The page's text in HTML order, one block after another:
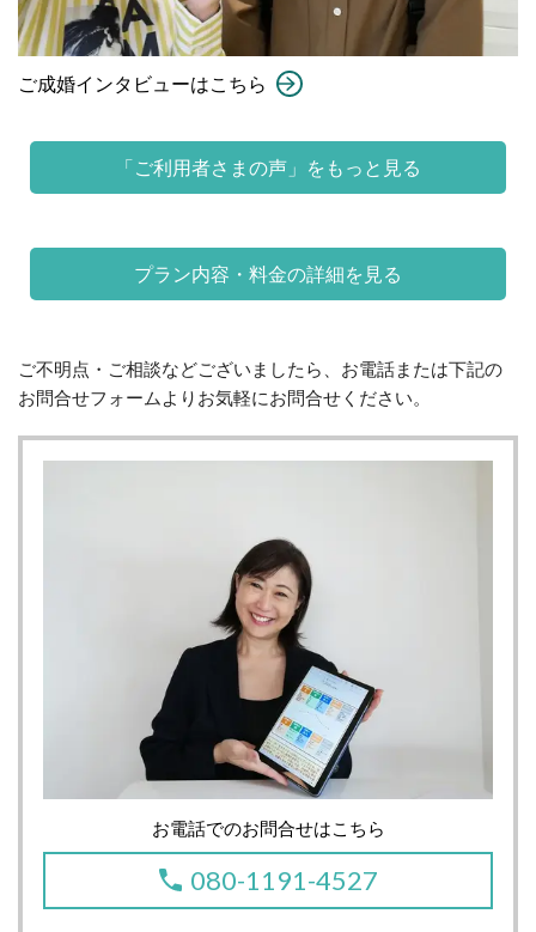
ご成婚インタビューはこちら
「ご利用者さまの声」をもっと見る
プラン内容・料金の詳細を見る
ご不明点・ご相談などございましたら、お電話または下記の
お問合せフォームよりお気軽にお問合せください。
お電話でのお問合せはこちら
080-1191-4527